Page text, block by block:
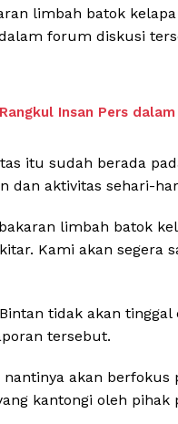
limbah batok
forum diskusi
Insan Pers
itu sudah berada
dan aktivitas sehari-
limbah batok
Kami akan segera
tidak akan
tersebut.
nantinya akan
kantongi oleh